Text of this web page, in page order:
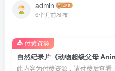
admin
6个月前发布
自然纪录片《动物超级父母
此内容为付费资源，请付费后查看
付费资源